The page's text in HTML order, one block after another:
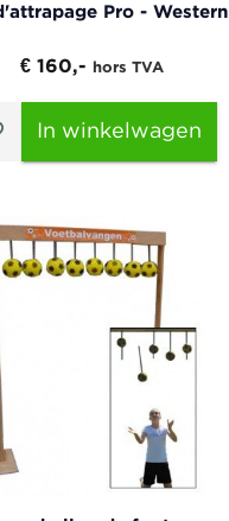
Pro - Western
€ 160,- hors TVA
In winkelwagen